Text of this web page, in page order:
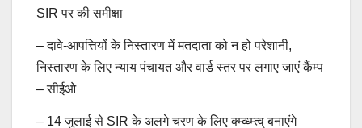
SIR पर की समीक्षा
– दावे-आपत्तियों के निस्तारण में मतदाता को न हो परेशानी,
निस्तारण के लिए न्याय पंचायत और वार्ड स्तर पर लगाए जाएं कैंम्प
– सीईओ
– 14 जुलाई से SIR के अलगे चरण के लिए क्म्व्ध्म्त्व् बनाएंगे